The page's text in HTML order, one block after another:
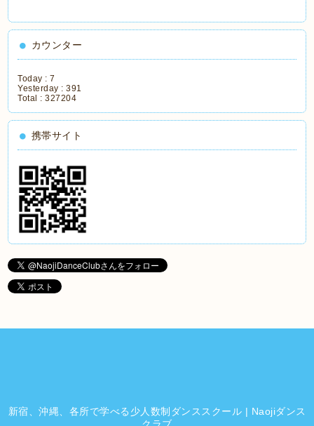
カウンター
Today :7
Yesterday :391
Total :327204
携帯サイト
新宿、沖縄、各所で学べる少人数制ダンススクール | Naojiダンス